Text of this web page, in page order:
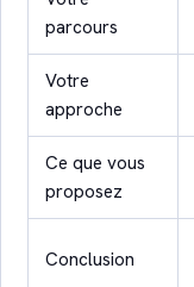
parcours
Votre
approche
Ce que vous
proposez
Conclusion